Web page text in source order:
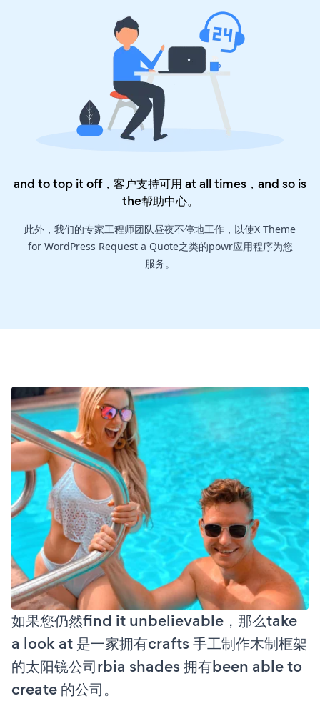
and to top it off，客户支持可用 at all times，and so is
the帮助中心。
此外，我们的专家工程师团队昼夜不停地工作，以使X Theme
for WordPress Request a Quote之类的powr应用程序为您
服务。
如果您仍然find it unbelievable，那么take
a look at 是一家拥有crafts 手工制作木制框架
的太阳镜公司rbia shades 拥有been able to
create 的公司。